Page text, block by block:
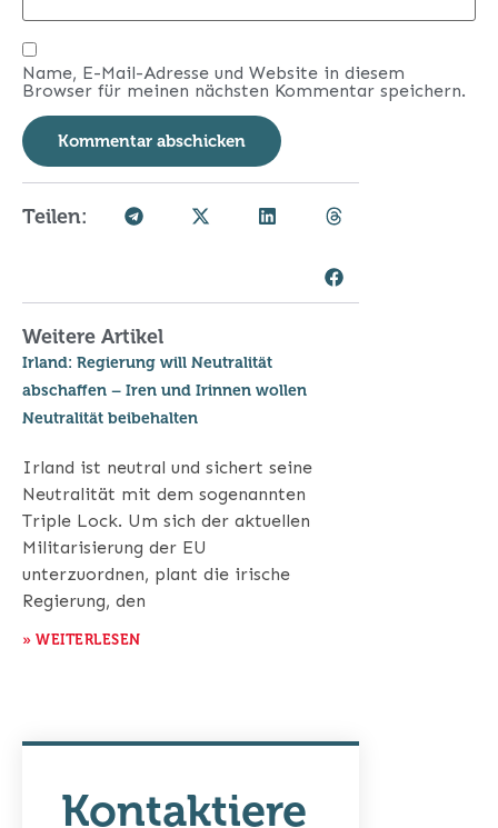
Name, E-Mail-Adresse und Website in diesem
Browser für meinen nächsten Kommentar speichern.
Teilen:
Weitere Artikel
Irland: Regierung will Neutralität
abschaffen – Iren und Irinnen wollen
Neutralität beibehalten
Irland ist neutral und sichert seine
Neutralität mit dem sogenannten
Triple Lock. Um sich der aktuellen
Militarisierung der EU
unterzuordnen, plant die irische
Regierung, den
» WEITERLESEN
Kontaktiere